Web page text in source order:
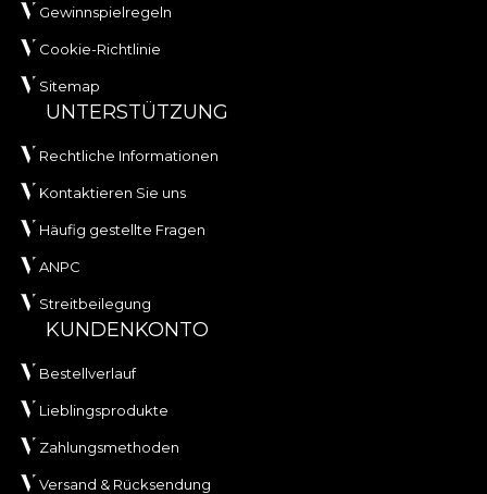
Gewinnspielregeln
Cookie-Richtlinie
Sitemap
UNTERSTÜTZUNG
Rechtliche Informationen
Kontaktieren Sie uns
Häufig gestellte Fragen
ANPC
Streitbeilegung
KUNDENKONTO
Bestellverlauf
Lieblingsprodukte
Zahlungsmethoden
Versand & Rücksendung